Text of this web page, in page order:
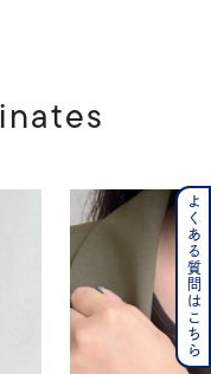
よくある質問はこちら